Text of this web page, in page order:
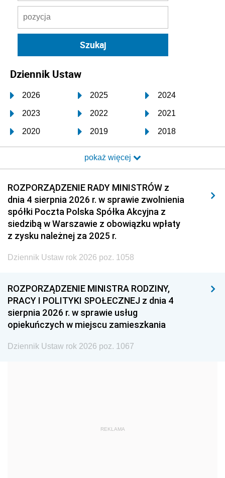
Dziennik Ustaw
2026 2025 2024
2023 2022 2021
2020 2019 2018
2017 2016 2015
2014 2013 2012
2011 2010 2009
2008 2007 2006
2005 2004 2003
2002 2001
1999 1998
1993 1992 1991
1990 1989
1987 1986 1985
1984 1983
pokaż więcej
ROZPORZĄDZENIE RADY MINISTRÓW z
dnia 4 sierpnia 2026 r. w sprawie zwolnienia
spółki Poczta Polska Spółka Akcyjna z
siedzibą w Warszawie z obowiązku wpłaty
z zysku należnej za 2025 r.
Dziennik Ustaw rok 2026 poz. 1058
ROZPORZĄDZENIE MINISTRA RODZINY,
PRACY I POLITYKI SPOŁECZNEJ z dnia 4
sierpnia 2026 r. w sprawie usług
opiekuńczych w miejscu zamieszkania
Dziennik Ustaw rok 2026 poz. 1067
REKLAMA